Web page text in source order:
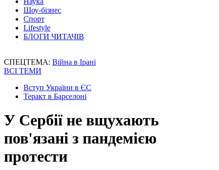
Шоу-бізнес
Спорт
Lifestyle
БЛОГИ ЧИТАЧІВ
СПЕЦТЕМА: Війна в Ірані
ВСІ ТЕМИ
Вступ України в ЄС
Теракт в Барселоні
У Сербії не вщухають
пов'язані з пандемією
протести